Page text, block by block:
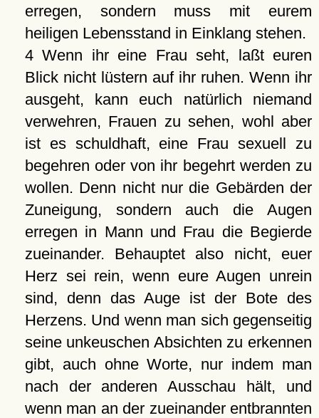
erregen, sondern muss mit eurem
heiligen Lebensstand in Einklang stehen.
4 Wenn ihr eine Frau seht, laßt euren
Blick nicht lüstern auf ihr ruhen. Wenn ihr
ausgeht, kann euch natürlich niemand
verwehren, Frauen zu sehen, wohl aber
ist es schuldhaft, eine Frau sexuell zu
begehren oder von ihr begehrt werden zu
wollen. Denn nicht nur die Gebärden der
Zuneigung, sondern auch die Augen
erregen in Mann und Frau die Begierde
zueinander. Behauptet also nicht, euer
Herz sei rein, wenn eure Augen unrein
sind, denn das Auge ist der Bote des
Herzens. Und wenn man sich gegenseitig
seine unkeuschen Absichten zu erkennen
gibt, auch ohne Worte, nur indem man
nach der anderen Ausschau hält, und
wenn man an der zueinander entbrannten